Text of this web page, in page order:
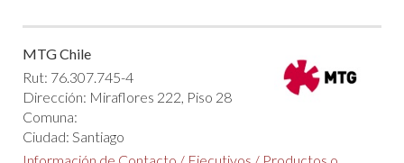
MTG Chile
Rut: 76.307.745-4
Dirección: Miraflores 222, Piso 28
Comuna:
Ciudad: Santiago